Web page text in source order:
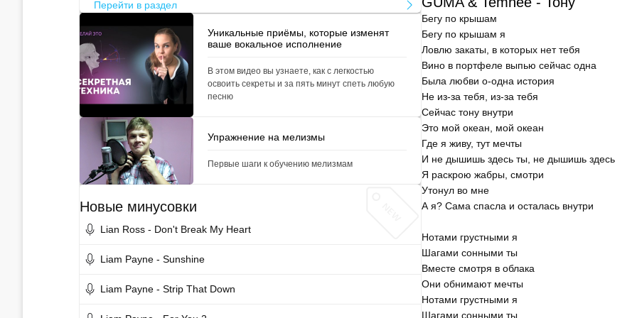
Перейти в раздел
Уникальные приёмы, которые изменят
ваше вокальное исполнение
В этом видео вы узнаете, как с легкостью
освоить секреты и за пять минут спеть любую
песню
Упражнение на мелизмы
Первые шаги к обучению мелизмам
Новые минусовки
Lian Ross - Don't Break My Heart
Liam Payne - Sunshine
Liam Payne - Strip That Down
Бегу по крышам
Бегу по крышам я
Ловлю закаты, в которых нет тебя
Вино в портфеле выпью сейчас одна
Была любви о-одна история
Не из-за тебя, из-за тебя
Сейчас тону внутри
Это мой океан, мой океан
Где я живу, тут мечты
И не дышишь здесь ты, не дышишь здесь
Я раскрою жабры, смотри
Утонул во мне
А я? Сама спасла и осталась внутри
Нотами грустными я
Шагами сонными ты
Вместе смотря в облака
Они обнимают мечты
Нотами грустными я
Шагами сонными ты